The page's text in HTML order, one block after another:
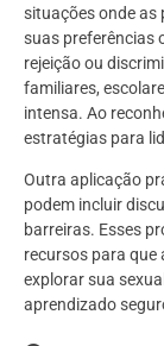
situações onde as
suas preferências
rejeição ou
familiares,
intensa. Ao
estratégias para
Outra aplicação
podem incluir
barreiras. Esses
recursos para que
explorar sua
aprendizado